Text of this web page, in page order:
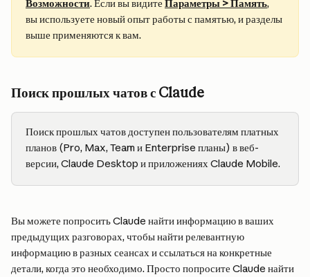
Возможности. Если вы видите Параметры > Память,
вы используете новый опыт работы с памятью, и разделы
выше применяются к вам.
Поиск прошлых чатов с Claude
Поиск прошлых чатов доступен пользователям платных
планов (Pro, Max, Team и Enterprise планы) в веб-
версии, Claude Desktop и приложениях Claude Mobile.
Вы можете попросить Claude найти информацию в ваших
предыдущих разговорах, чтобы найти релевантную
информацию в разных сеансах и ссылаться на конкретные
детали, когда это необходимо. Просто попросите Claude найти